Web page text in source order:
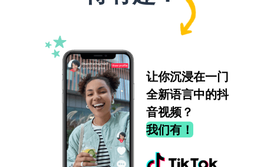
让你沉浸在一门
全新语言中的抖
音视频？
我们有！